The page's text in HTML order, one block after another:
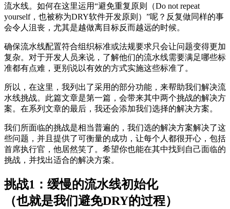
流水线。如何在这里运用“避免重复原则（Do not repeat
yourself，也被称为DRY软件开发原则）”呢？反复做同样的事
会令人沮丧，尤其是越做离目标反而越远的时候。
确保流水线配置符合组织标准或法规要求只会让问题变得更加
复杂。对于开发人员来说，了解他们的流水线需要满足哪些标
准都有点难，更别说以有效的方式实施这些标准了。
所以，在这里，我列出了采用的部分功能，来帮助我们解决流
水线挑战。此篇文章是第一篇，会带来其中两个挑战的解决方
案。在系列文章的最后，我还会添加我们选择的解决方案。
我们所面临的挑战是相当普遍的，我们选的解决方案解决了这
些问题，并且提供了可衡量的成功，让每个人都很开心，包括
首席执行官，他居然笑了。希望你也能在其中找到自己面临的
挑战，并找出适合的解决方案。
挑战1：缓慢的流水线初始化
（也就是我们避免DRY的过程）